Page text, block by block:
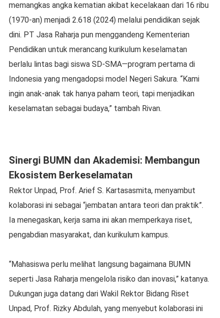
memangkas angka kematian akibat kecelakaan dari 16 ribu
(1970-an) menjadi 2.618 (2024) melalui pendidikan sejak
dini. PT Jasa Raharja pun menggandeng Kementerian
Pendidikan untuk merancang kurikulum keselamatan
berlalu lintas bagi siswa SD-SMA—program pertama di
Indonesia yang mengadopsi model Negeri Sakura. “Kami
ingin anak-anak tak hanya paham teori, tapi menjadikan
keselamatan sebagai budaya,” tambah Rivan.
Sinergi BUMN dan Akademisi: Membangun
Ekosistem Berkeselamatan
Rektor Unpad, Prof. Arief S. Kartasasmita, menyambut
kolaborasi ini sebagai “jembatan antara teori dan praktik”.
Ia menegaskan, kerja sama ini akan memperkaya riset,
pengabdian masyarakat, dan kurikulum kampus.
“Mahasiswa perlu melihat langsung bagaimana BUMN
seperti Jasa Raharja mengelola risiko dan inovasi,” katanya.
Dukungan juga datang dari Wakil Rektor Bidang Riset
Unpad, Prof. Rizky Abdulah, yang menyebut kolaborasi ini